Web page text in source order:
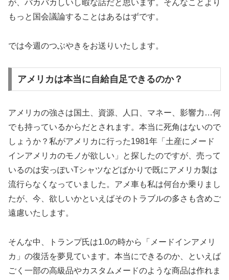
が、バカバカしいし暇な話だと思います。そんなことより
もっと国会議論することはあるはずです。
では今週のつぶやきをお送りいたします。
アメリカは本当に自給自足できるのか？
アメリカの強さは国土、資源、人口、マネー、影響力…何
でも持っているからだとされます。本当に死角はないので
しょうか？私がアメリカに行った1981年「土産にメード
インアメリカのモノが欲しい」と探したのですが、売って
いるのは安っぽいTシャツなどばかりで既にアメリカ製は
流行らなくなっていました。アメ車も私は何台か乗りまし
たが、今、欲しいかといえばそのトラブルの多さも含めご
遠慮いたします。
そんな中、トランプ氏は1.0の時から「メードインアメリ
カ」の復活を夢見ています。本当にできるのか、といえば
ごく一部の高級品やカスタムメードのような商品は作れま